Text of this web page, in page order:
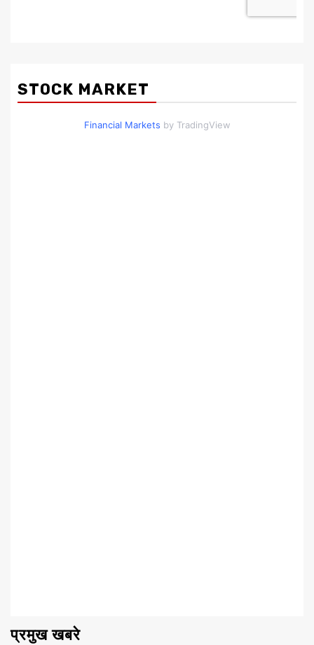
STOCK MARKET
Financial Markets by TradingView
प्रमुख खबरे